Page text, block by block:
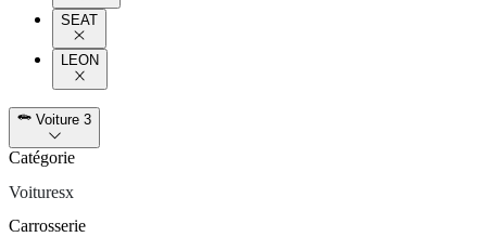
SEAT
LEON
Voiture 3
Catégorie
Voituresx
Carrosserie